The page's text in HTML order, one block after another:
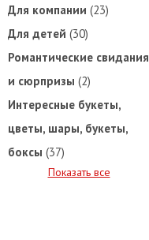
Для компании (23)
Для детей (30)
Романтические свидания
и сюрпризы (2)
Интересные букеты,
цветы, шары, букеты,
боксы (37)
Показать все